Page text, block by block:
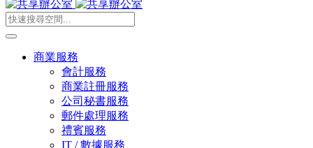
商業服務
會計服務
商業註冊服務
公司秘書服務
郵件處理服務
禮賓服務
IT / 數據服務